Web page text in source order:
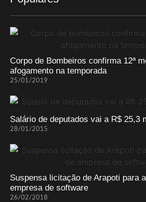
Corpo de Bombeiros confirma 12ª
afogamento na temporada
25/01/2019
Salário de deputados vai a R$ 25,3
28/01/2015
Suspensa licitação de Arapoti para
empresa de software
26/02/2018